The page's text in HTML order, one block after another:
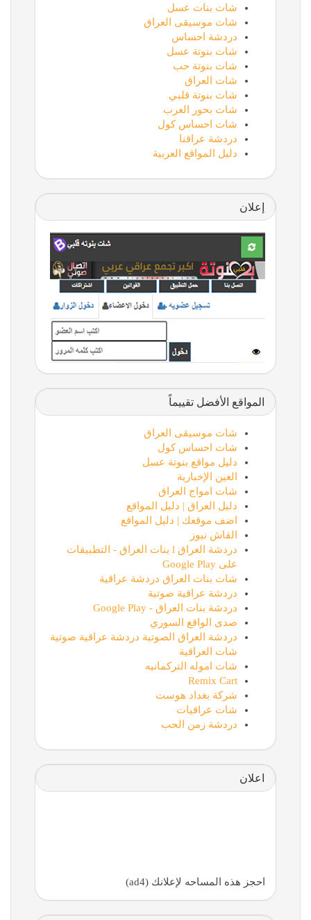
شات بنات عسل
شات موسيقى العراق
دردشة احساس
شات بنوتة عسل
شات بنوتة حب
شات العراق
شات بنوتة قلبي
شات بحور العرب
شات احساس كول
دردشة عراقنا
دليل المواقع العربية
إعلان
المواقع الأفضل تقييماً
شات موسيقى العراق
شات احساس كول
دليل مواقع بنوتة عسل
العين الإخبارية
شات امواج العراق
دليل العراق | دليل المواقع
اضف موقعك | دليل المواقع
القاش نيوز
دردشة العراق l بنات العراق - التطبيقات
على Google Play
شات بنات العراق دردشة عراقية
دردشة عراقية صوتية
دردشة بنات العراق - Google Play
صدى الواقع السوري
دردشة العراق الصوتية دردشة عراقية صوتية
شات العراقية
شات اموله التركمانيه
Remix Cart
شركة بغداد هوست
شات عراقيات
دردشة زمن الحب
اعلان
احجز هذه المساحه لإعلانك (ad4)